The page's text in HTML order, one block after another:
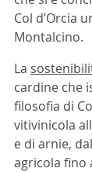
Col d’Orcia
Montalcino.
La
cardine che
filosofia di
vitivinicola
e di arnie,
agricola fino